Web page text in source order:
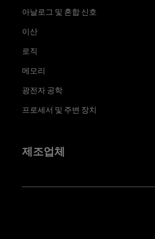
아날로그 및 혼합 신호
이산
로직
메모리
광전자 공학
프로세서 및 주변 장치
제조업체